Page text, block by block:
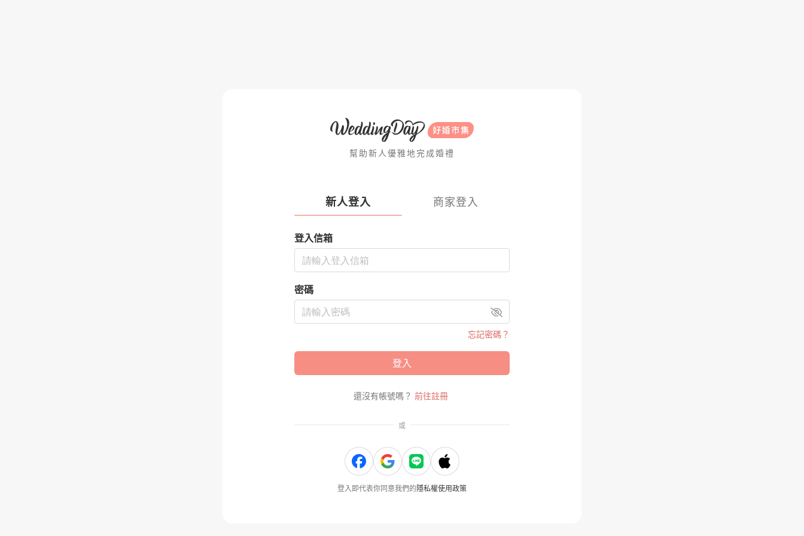
幫助新人優雅地完成婚禮
新人登入 商家登入
登入信箱
密碼
忘記密碼？
登入
還沒有帳號嗎？ 前往註冊
或
登入即代表你同意我們的 隱私權使用政策